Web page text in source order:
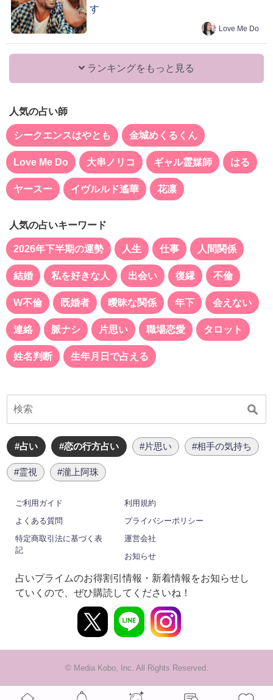
す
Love Me Do
ランキングをもっと見る
人気の占い師
シークエンスはやとも 金城めくるくん
Love Me Do 大串ノリコ ギャル霊媒師 はる
ヤースー イヴルルド遙華 花凛
人気の占いキーワード
2026年下半期の運勢 人生 仕事 人間関係
結婚 私を好きな人 出会い 復縁 不倫
W不倫 既婚者 曖昧な関係 年下 会えない
連絡 脈ナシ 片思い 職場恋愛 タロット
姓名判断 生年月日で占える
#占い #恋の行方占い #片思い #相手の気持ち
#霊視 #瀧上阿珠
ご利用ガイド
利用規約
よくある質問
プライバシーポリシー
特定商取引法に基づく表
記
運営会社
お知らせ
占いプライムのお得割引情報・新着情報をお知らせし
ていくので、ぜひ購読してくださいね！
© Media Kobo, Inc. All Rights Reserved.